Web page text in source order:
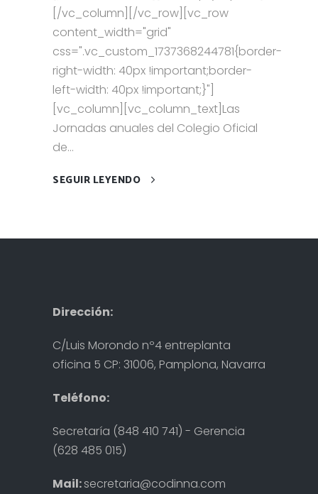
[/vc_column][/vc_row][vc_row
content_width="grid"
css=".vc_custom_1737368244781{border-
right-width: 40px !important;border-
left-width: 40px !important;}"]
[vc_column][vc_column_text]Las
Jornadas anuales del Colegio Oficial
de...
SEGUIR LEYENDO
Dirección:
C/Luis Morondo nº4 entreplanta
oficina 5 CP: 31006, Pamplona, Navarra
Teléfono:
Secretaría (848 410 741) - Gerencia
(628 485 015)
Mail:secretaria@codinna.com